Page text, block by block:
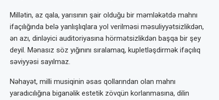
Millətin, az qala, yarısının şair olduğu bir məmləkətdə mahnı
ifaçılığında belə yanlış­lıqlara yol verilməsi məsuliyyətsizlikdən,
ən azı, dinləyici auditoriyasına hörmətsizlikdən başqa bir şey
deyil. Mənasız söz yığınını sı­ralamaq, kupletləşdirmək ifaçılıq
səviyyəsi sayılmaz.
Nəhayət, milli musiqinin əsas qollarından olan mahnı
yaradıcılığına biganəlik estetik zövqün korlanmasına, dilin